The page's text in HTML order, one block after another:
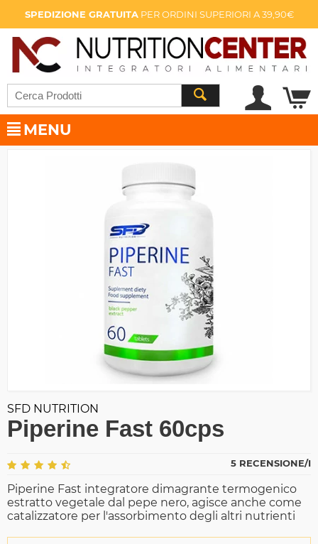
SPEDIZIONE GRATUITAPER ORDINI SUPERIORI A 39,90€
MENU
SFD NUTRITION
Piperine Fast 60cps
5 RECENSIONE/I
Piperine Fast integratore dimagrante termogenico
estratto vegetale dal pepe nero, agisce anche come
catalizzatore per l'assorbimento degli altri nutrienti